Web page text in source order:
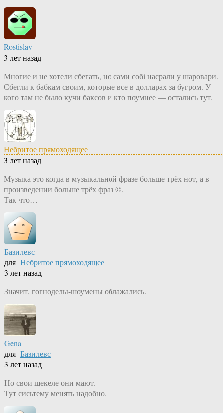
Rostislav
3 лет назад
Многие и не хотели сбегать, но сами собi насрали у шаровари.
Сбегли к бабкам своим, которые все в долларах за бугром. У
кого там не было кучи баксов и кто поумнее — остались тут.
Небритое прямоходящее
3 лет назад
Музыка это когда в музыкальной фразе больше трёх нот, а в
произведении больше трёх фраз ©.
Так что…
Базилевс
для Небритое прямоходящее
3 лет назад
Значит, гогноделы-шоумены облажались.
Gena
для Базилевс
3 лет назад
Но свои щекеле они мают.
Тут сисьтему менять надобно.